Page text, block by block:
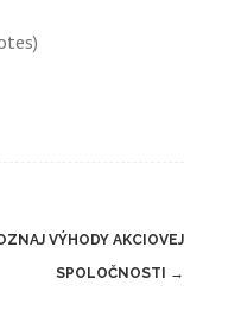
VÝHODY AKCIOVEJ
SPOLOČNOSTI
→